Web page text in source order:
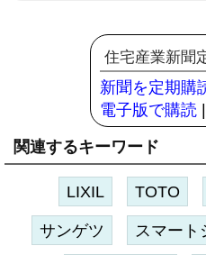
住宅産業新聞
新聞を定期購
電子版で購読
関連するキーワード
LIXIL TOTO
サンゲツ スマート